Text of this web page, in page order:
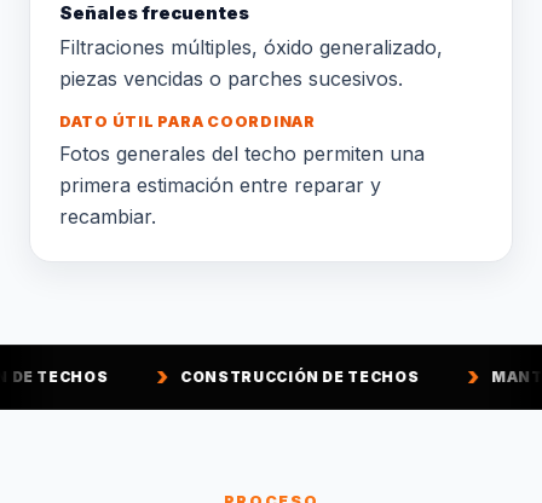
Señales frecuentes
Filtraciones múltiples, óxido generalizado,
piezas vencidas o parches sucesivos.
DATO ÚTIL PARA COORDINAR
Fotos generales del techo permiten una
primera estimación entre reparar y
recambiar.
CONSTRUCCIÓN DE TECHOS MANTENCIÓN DE